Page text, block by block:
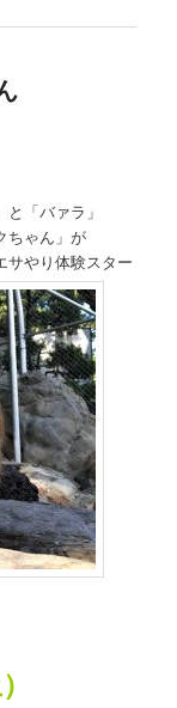
「バァラ」
ちゃん」が
サやり体験スター
）